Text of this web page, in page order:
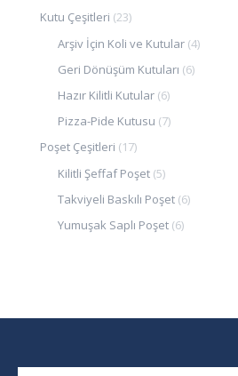
Kutu Çeşitleri (23)
Arşiv İçin Koli ve Kutular (4)
Geri Dönüşüm Kutuları (6)
Hazır Kilitli Kutular (6)
Pizza-Pide Kutusu (7)
Poşet Çeşitleri (17)
Kilitli Şeffaf Poşet (5)
Takviyeli Baskılı Poşet (6)
Yumuşak Saplı Poşet (6)